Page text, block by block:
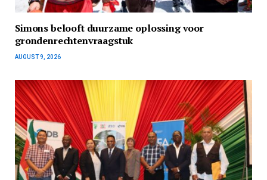
Simons belooft duurzame oplossing voor
grondenrechtenvraagstuk
AUGUST 9, 2026